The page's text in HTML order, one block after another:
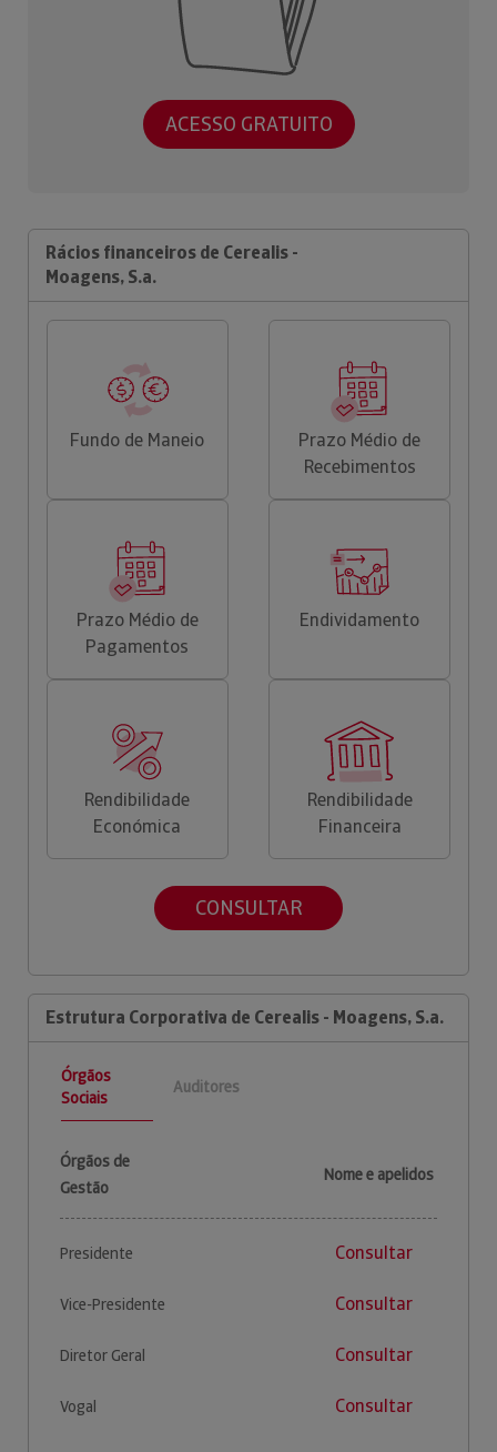
ACESSO GRATUITO
Rácios financeiros de Cerealis -
Moagens, S.a.
Fundo de Maneio
Prazo Médio de
Recebimentos
Prazo Médio de
Pagamentos
Endividamento
Rendibilidade
Económica
Rendibilidade
Financeira
CONSULTAR
Estrutura Corporativa de Cerealis - Moagens, S.a.
Órgãos
Sociais
Auditores
Órgãos de
Gestão
Nome e apelidos
Presidente Consultar
Vice-Presidente Consultar
Diretor Geral Consultar
Vogal Consultar